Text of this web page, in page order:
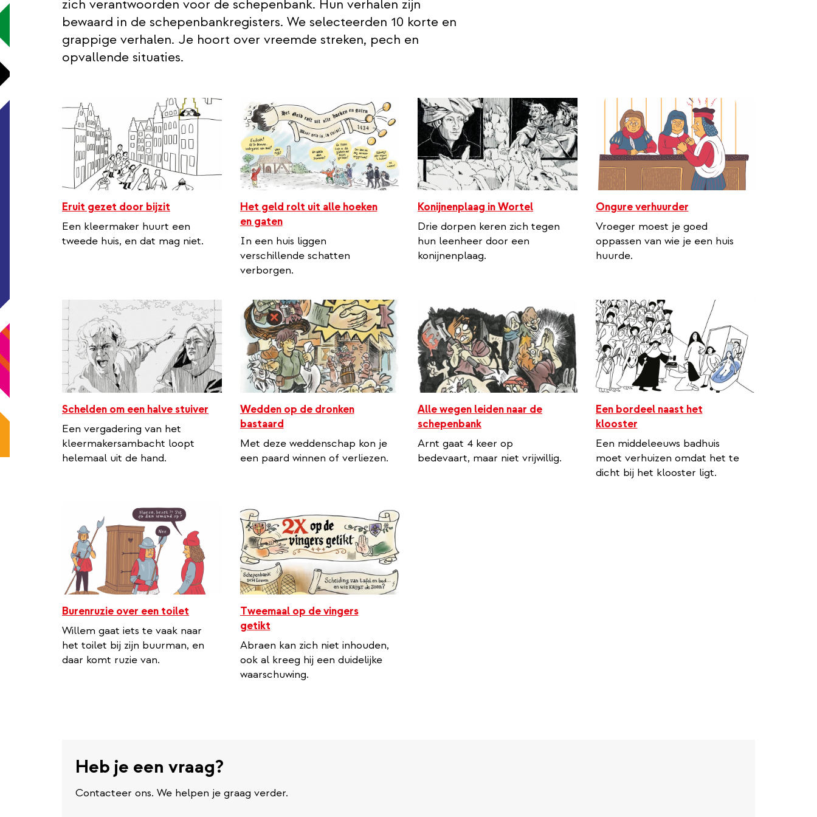
zich verantwoorden voor de schepenbank. Hun verhalen zijn
bewaard in de schepenbankregisters. We selecteerden 10 korte en
grappige verhalen. Je hoort over vreemde streken, pech en
opvallende situaties.
Eruit gezet door bijzit
Een kleermaker huurt een
tweede huis, en dat mag niet.
Het geld rolt uit alle hoeken
en gaten
In een huis liggen
verschillende schatten
verborgen.
Konijnenplaag in Wortel
Drie dorpen keren zich tegen
hun leenheer door een
konijnenplaag.
Ongure verhuurder
Vroeger moest je goed
oppassen van wie je een huis
huurde.
Schelden om een halve stuiver
Een vergadering van het
kleermakersambacht loopt
helemaal uit de hand.
Wedden op de dronken
bastaard
Met deze weddenschap kon je
een paard winnen of verliezen.
Alle wegen leiden naar de
schepenbank
Arnt gaat 4 keer op
bedevaart, maar niet vrijwillig.
Een bordeel naast het
klooster
Een middeleeuws badhuis
moet verhuizen omdat het te
dicht bij het klooster ligt.
Burenruzie over een toilet
Willem gaat iets te vaak naar
het toilet bij zijn buurman, en
daar komt ruzie van.
Tweemaal op de vingers
getikt
Abraen kan zich niet inhouden,
ook al kreeg hij een duidelijke
waarschuwing.
Heb je een vraag?
Contacteer ons. We helpen je graag verder.